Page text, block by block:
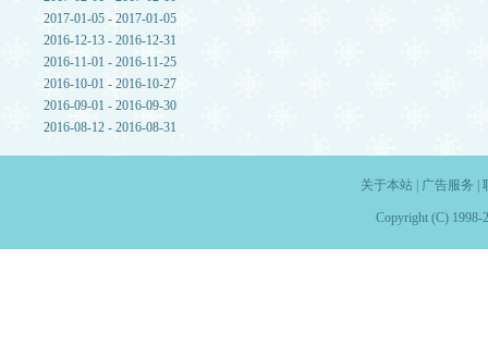
2017-01-05 - 2017-01-05
2016-12-13 - 2016-12-31
2016-11-01 - 2016-11-25
2016-10-01 - 2016-10-27
2016-09-01 - 2016-09-30
2016-08-12 - 2016-08-31
关于本站| 广告服务
Copyright (C) 1998-